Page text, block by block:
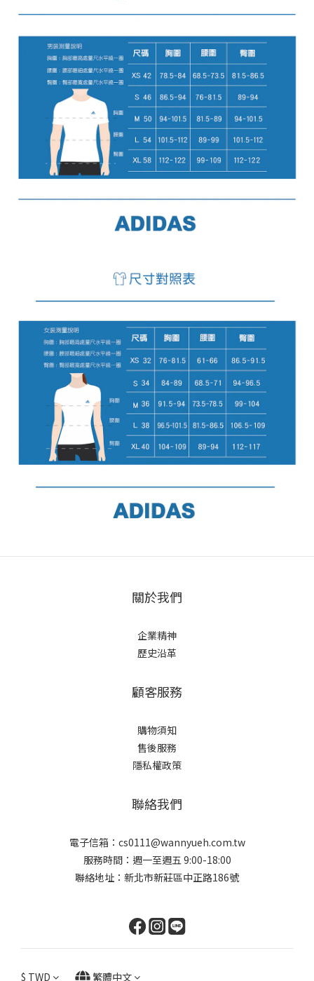
關於我們
企業精神
歷史沿革
顧客服務
購物須知
售後服務
隱私權政策
聯絡我們
電子信箱：cs0111@wannyueh.com.tw
服務時間：週一至週五 9:00-18:00
聯絡地址：新北市新莊區中正路186號
$ TWD 繁體中文